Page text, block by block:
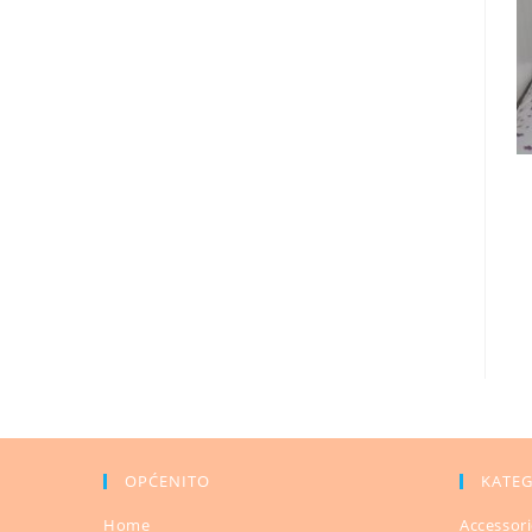
OPĆENITO
Home